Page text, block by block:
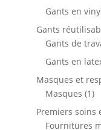
Gants en
Gants
Gants de
Gants en
Masques et
Masques 11
Premiers soins
Fournitures